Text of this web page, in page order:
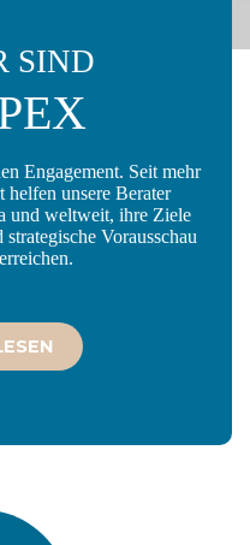
SIND
Engagement. Seit mehr
helfen unsere Berater
und weltweit, ihre Ziele
Vorausschau